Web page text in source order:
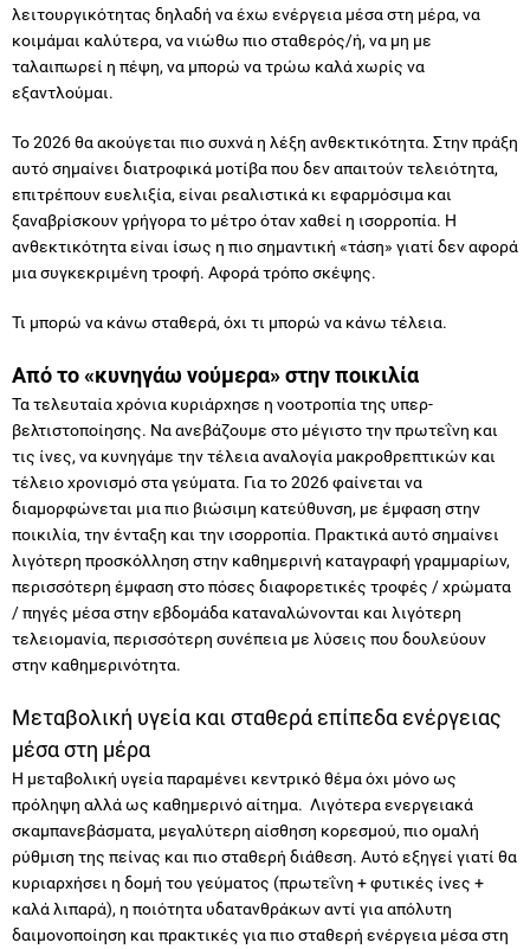
εξαντλούμαι.
Το 2026 θα ακούγεται πιο συχνά η λέξη ανθεκτικότητα. Στην πράξη
αυτό σημαίνει διατροφικά μοτίβα που δεν απαιτούν τελειότητα,
ξαναβρίσκουν γρήγορα το μέτρο όταν χαθεί η ισορροπία. Η
ανθεκτικότητα είναι ίσως η πιο σημαντική «τάση» γιατί δεν αφορά
μια συγκεκριμένη τροφή. Αφορά τρόπο σκέψης.
Τι μπορώ να κάνω σταθερά, όχι τι μπορώ να κάνω τέλεια.
Τα τελευταία χρόνια κυριάρχησε η νοοτροπία της υπερ-
τις ίνες, να κυνηγάμε την τέλεια αναλογία μακροθρεπτικών και
τέλειο χρονισμό στα γεύματα. Για το 2026 φαίνεται να
διαμορφώνεται μια πιο βιώσιμη κατεύθυνση, με έμφαση στην
ποικιλία, την ένταξη και την ισορροπία. Πρακτικά αυτό σημαίνει
λιγότερη προσκόλληση στην καθημερινή καταγραφή γραμμαρίων,
περισσότερη έμφαση στο πόσες διαφορετικές τροφές / χρώματα
/ πηγές μέσα στην εβδομάδα καταναλώνονται και λιγότερη
τελειομανία, περισσότερη συνέπεια με λύσεις που δουλεύουν
στην καθημερινότητα.
Μεταβολική υγεία και σταθερά επίπεδα ενέργειας
μέσα στη μέρα
Η μεταβολική υγεία παραμένει κεντρικό θέμα όχι μόνο ως
πρόληψη αλλά ως καθημερινό αίτημα. Λιγότερα ενεργειακά
σκαμπανεβάσματα, μεγαλύτερη αίσθηση κορεσμού, πιο ομαλή
ρύθμιση της πείνας και πιο σταθερή διάθεση. Αυτό εξηγεί γιατί θα
κυριαρχήσει η δομή του γεύματος (πρωτεΐνη + φυτικές ίνες +
καλά λιπαρά), η ποιότητα υδατανθράκων αντί για απόλυτη
δαιμονοποίηση και πρακτικές για πιο σταθερή ενέργεια μέσα στη
μέρα, πιο ισορροπημένο πρωινό, καλύτερα ενδιάμεσα και
λιγότερα σνακ χαμηλής θρεπτικής αξίας.